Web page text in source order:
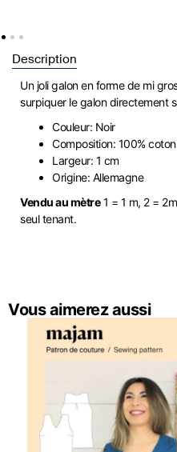
Description
Un joli galon en forme de mi
surpiquer le galon directement
Couleur: Noir
Composition: 100% coton
Largeur: 1 cm
Origine: Allemagne
Vendu au mètre1 = 1 m, 2 =
seul tenant.
Vous aimerez aussi